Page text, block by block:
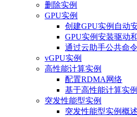
删除实例
GPU实例
创建GPU实例自动
GPU实例安装驱动
通过云助手公共命
vGPU实例
高性能计算实例
配置RDMA网络
基于高性能计算实
突发性能型实例
突发性能型实例概述